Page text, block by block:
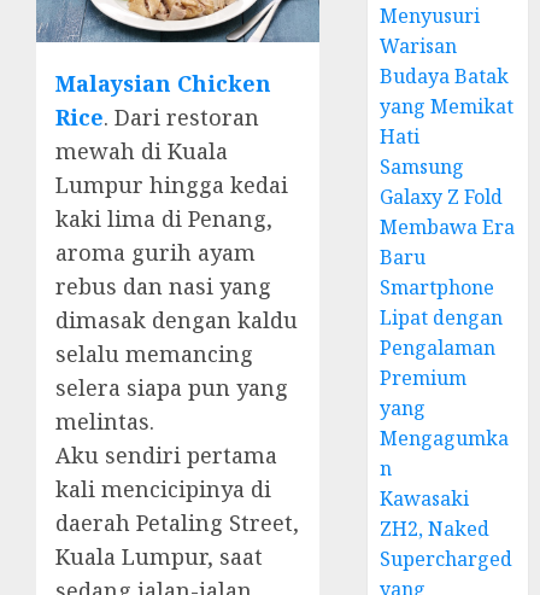
Malaysian Chicken
Rice. Dari restoran
mewah di Kuala
Lumpur hingga kedai
kaki lima di Penang,
aroma gurih ayam
rebus dan nasi yang
dimasak dengan kaldu
selalu memancing
selera siapa pun yang
melintas.
Aku sendiri pertama
kali mencicipinya di
daerah Petaling Street,
Kuala Lumpur, saat
Menyusuri
Warisan
Budaya Batak
yang Memikat
Hati
Samsung
Galaxy Z Fold
Membawa Era
Baru
Smartphone
Lipat dengan
Pengalaman
Premium
yang
Mengagumka
n
Kawasaki
ZH2, Naked
Supercharged
yang